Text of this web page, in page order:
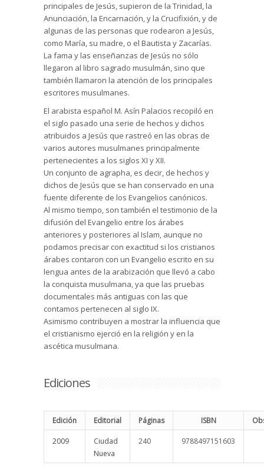
principales de Jesús, supieron de la Trinidad, la
Anunciación, la Encarnación, y la Crucifixión, y de
algunas de las personas que rodearon a Jesús,
como María, su madre, o el Bautista y Zacarías.
La fama y las enseñanzas de Jesús no sólo
llegaron al libro sagrado musulmán, sino que
también llamaron la atención de los principales
escritores musulmanes.
El arabista español M. Asín Palacios recopiló en
el siglo pasado una serie de hechos y dichos
atribuidos a Jesús que rastreó en las obras de
varios autores musulmanes principalmente
pertenecientes a los siglos XI y XII.
Un conjunto de agrapha, es decir, de hechos y
dichos de Jesús que se han conservado en una
fuente diferente de los Evangelios canónicos.
Al mismo tiempo, son también el testimonio de la
difusión del Evangelio entre los árabes
anteriores y posteriores al Islam, aunque no
podamos precisar con exactitud si los cristianos
árabes contaron con un Evangelio escrito en su
lengua antes de la arabización que llevó a cabo
la conquista musulmana, ya que las pruebas
documentales más antiguas con las que
contamos pertenecen al siglo IX.
Asimismo contribuyen a mostrar la influencia que
el cristianismo ejerció en la religión y en la
ascética musulmana.
Ediciones
Edición Editorial Páginas ISBN
2009
Ciudad
Nueva
240 9788497151603